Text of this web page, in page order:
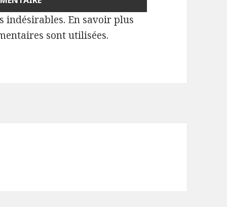
indésirables. En savoir plus
sont utilisées.